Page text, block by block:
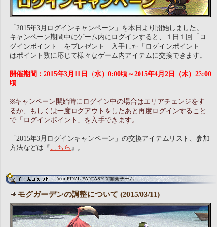
「2015年3月ログインキャンペーン」を本日より開始しました。
キャンペーン期間中にゲーム内にログインすると、１日１回「ロ
グインポイント」をプレゼント！入手した「ログインポイント」
はポイント数に応じて様々なゲーム内アイテムに交換できます。
開催期間：2015年3月11日（水）0:00頃～2015年4月2日（木）23:00
頃
※キャンペーン開始時にログイン中の場合はエリアチェンジをす
るか、もしくは一度ログアウトをしたあと再度ログインすること
で「ログインポイント」を入手できます。
「2015年3月ログインキャンペーン」の交換アイテムリスト、参加
方法などは『 こちら 』。
from FINAL FANTASY XI開発チーム
モグガーデンの調整について (2015/03/11)